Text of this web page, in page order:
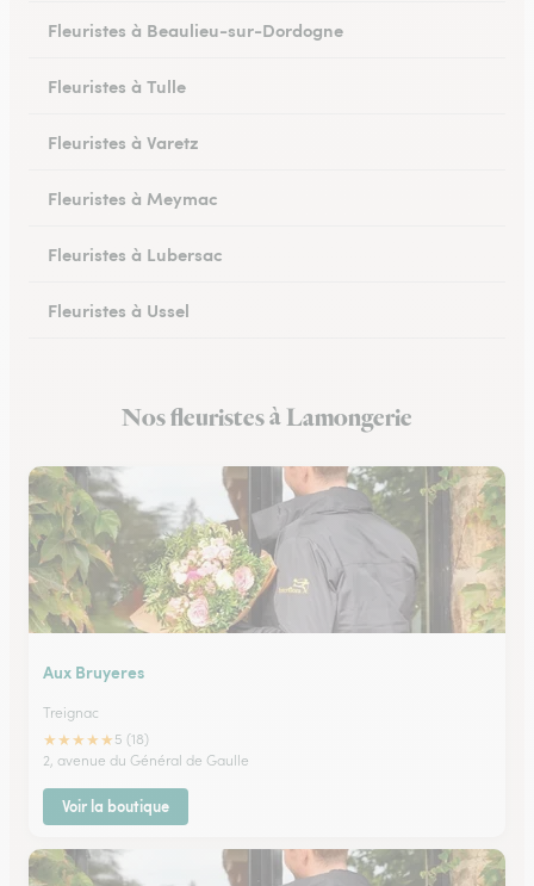
Fleuristes à Beaulieu-sur-Dordogne
Fleuristes à Tulle
Fleuristes à Varetz
Fleuristes à Meymac
Fleuristes à Lubersac
Fleuristes à Ussel
Fleuristes à Treignac
Nos fleuristes à Lamongerie
Aux Bruyeres
Treignac
★★★★★ 5 (18)
2, avenue du Général de Gaulle
Voir la boutique